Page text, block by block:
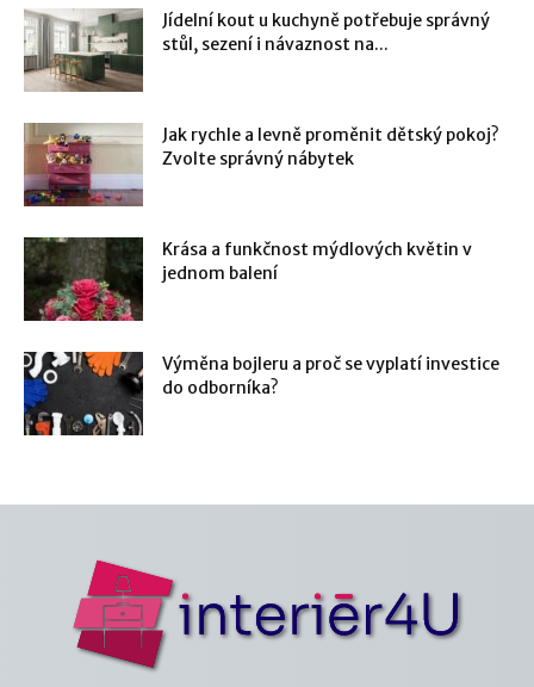
Jídelní kout u kuchyně potřebuje správný
stůl, sezení i návaznost na...
Jak rychle a levně proměnit dětský pokoj?
Zvolte správný nábytek
Krása a funkčnost mýdlových květin v
jednom balení
Výměna bojleru a proč se vyplatí investice
do odborníka?